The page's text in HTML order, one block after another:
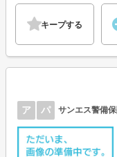
キープする
ア パ サンエス警備